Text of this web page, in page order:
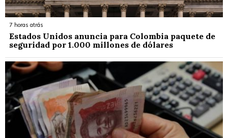
7 horas atrás
Estados Unidos anuncia para Colombia paquete de
seguridad por 1.000 millones de dólares